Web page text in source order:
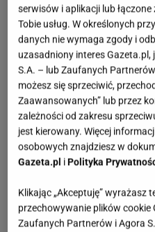
serwisów i aplikacji lub
Tobie usług. W określonych
danych nie wymaga zgody i
uzasadniony interes Gazeta.pl,
S.A. – lub Zaufanych
możesz się sprzeciwić,
Zaawansowanych” lub przez
zależności od zakresu
jest kierowany. Więcej
osobowych znajdziesz w
Gazeta.pl iPolityka
Klikając „Akceptuję” wyrażasz
przechowywanie plików cookie
Zaufanych Partnerów i Agora